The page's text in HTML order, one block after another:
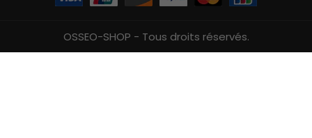
OSSEO-SHOP - Tous droits réservés.